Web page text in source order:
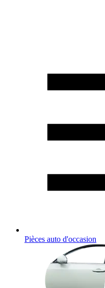
Pièces auto d'occasion